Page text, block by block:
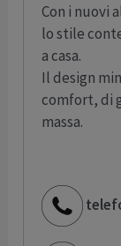
Con i nuovi
lo stile
a casa.
Il design
comfort, di
massa.